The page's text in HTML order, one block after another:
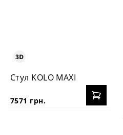
Стул KOLO MAXI
7571 грн.